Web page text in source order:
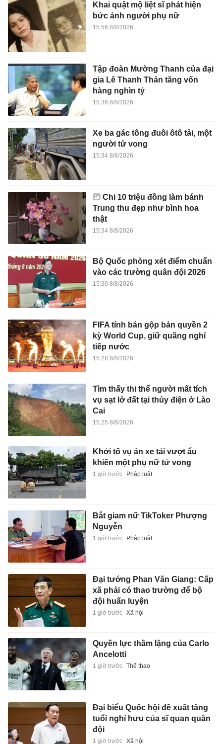
Khai quật mộ liệt sĩ phát hiện
bức ảnh người phụ nữ
15:56 8/8/2026
Tập đoàn Mường Thanh của đại
gia Lê Thanh Thản tăng vốn
hàng nghìn tỷ
15:36 8/8/2026
Xe ba gác tông đuôi ôtô tải, một
người tử vong
15:34 8/8/2026
Chi 10 triệu đồng làm bánh
Trung thu đẹp như bình hoa
thật
15:34 8/8/2026
Bộ Quốc phòng xét điểm chuẩn
vào các trường quân đội 2026
15:30 8/8/2026
FIFA tính bán gộp bản quyền 2
kỳ World Cup, giữ quãng nghỉ
tiếp nước
15:28 8/8/2026
Tìm thấy thi thể người mất tích
vụ sạt lở đất tại thủy điện ở Lào
Cai
15:25 8/8/2026
Khởi tố vụ án xe tải vượt ẩu
khiến một phụ nữ tử vong
1 giờ trước Pháp luật
Bắt giam nữ TikToker Phượng
Nguyễn
1 giờ trước Pháp luật
Đại tướng Phan Văn Giang: Cấp
xã phải có thao trường để bộ
đội huấn luyện
1 giờ trước Xã hội
Quyền lực thầm lặng của Carlo
Ancelotti
1 giờ trước Thể thao
Đại biểu Quốc hội đề xuất tăng
tuổi nghỉ hưu của sĩ quan quân
đội
1 giờ trước Xã hội